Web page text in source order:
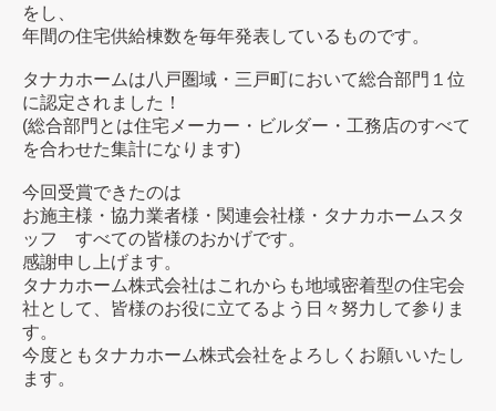
をし、
年間の住宅供給棟数を毎年発表しているものです。
タナカホームは八戸圏域・三戸町において総合部門１位
に認定されました！
(総合部門とは住宅メーカー・ビルダー・工務店のすべて
を合わせた集計になります)
今回受賞できたのは
お施主様・協力業者様・関連会社様・タナカホームスタ
ッフ すべての皆様のおかげです。
感謝申し上げます。
タナカホーム株式会社はこれからも地域密着型の住宅会
社として、皆様のお役に立てるよう日々努力して参りま
す。
今度ともタナカホーム株式会社をよろしくお願いいたし
ます。